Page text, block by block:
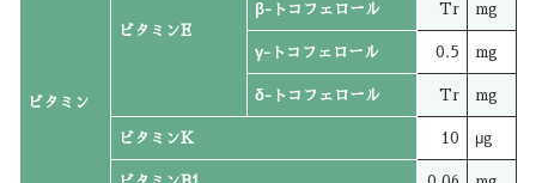
ビタミン
ビタミンE
β-トコフェロール Tr mg
γ-トコフェロール 0.5 mg
δ-トコフェロール Tr mg
ビタミンK 10 μg